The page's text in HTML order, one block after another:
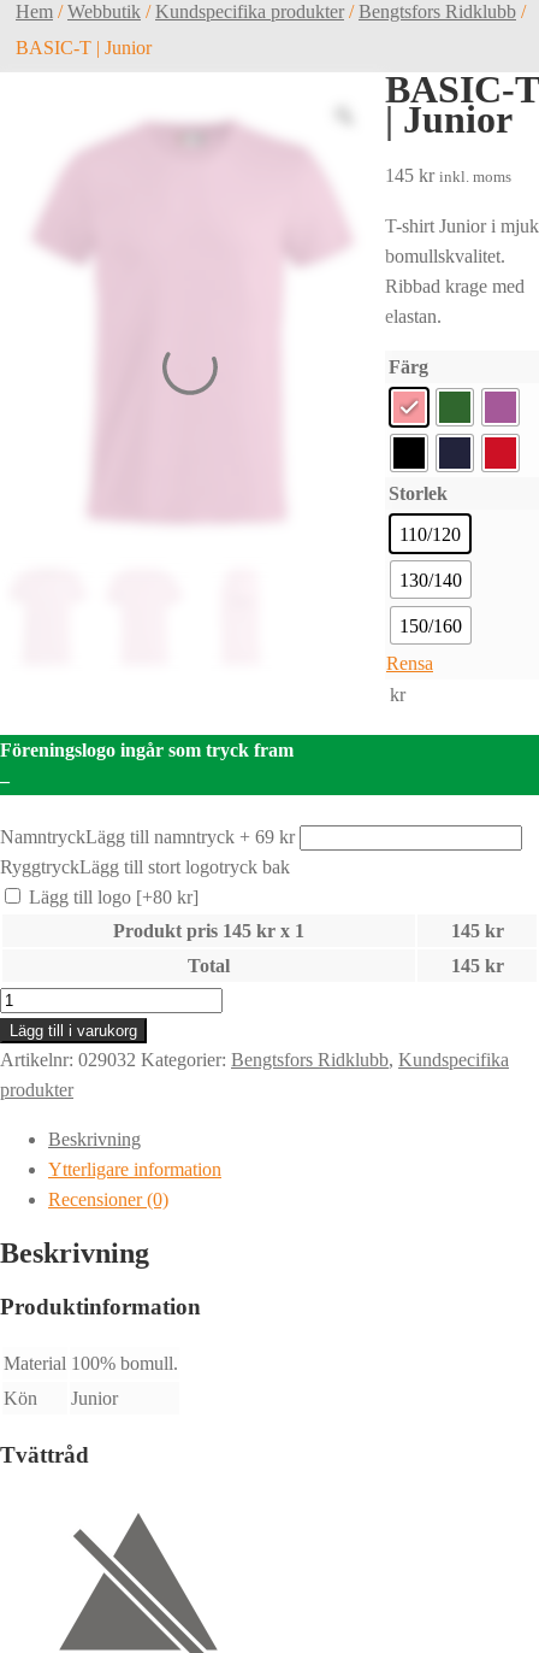
Hem /Webbutik /Kundspecifika produkter /Bengtsfors Ridklubb /
BASIC-T | Junior
BASIC-T
| Junior
145 kr inkl. moms
T-shirt Junior i mjuk
bomullskvalitet.
Ribbad krage med
elastan.
Färg
Storlek
110/120
130/140
150/160
Rensa
kr
Föreningslogo ingår som tryck fram
–
NamntryckLägg till namntryck + 69 kr
RyggtryckLägg till stort logotryck bak
Lägg till logo [+80 kr]
Produkt pris 145 kr x 1 145kr
Total
145kr
BASIC-
Junior
Lägg till i varukorg
Artikelnr: 029032 Kategorier: Bengtsfors Ridklubb, Kundspecifika
produkter
Beskrivning
Ytterligare information
Recensioner (0)
Beskrivning
Produktinformation
Material 100% bomull.
Kön
Junior
Tvättråd